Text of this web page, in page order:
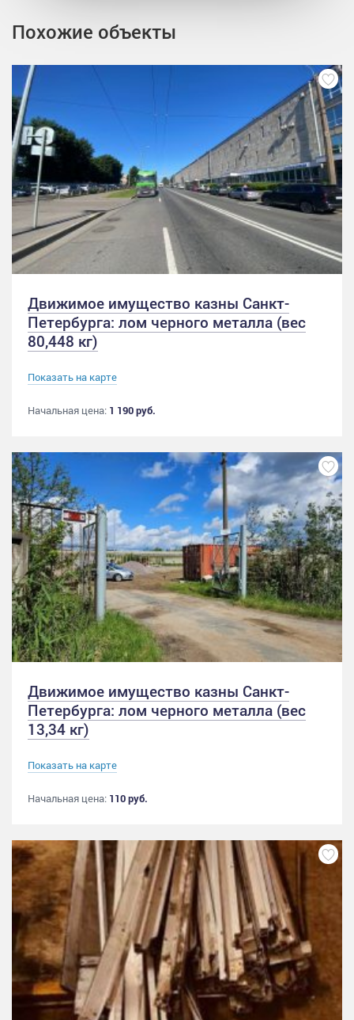
Похожие объекты
Движимое имущество казны Санкт-
Петербурга: лом черного металла (вес
80,448 кг)
Показать на карте
Начальная цена: 1 190 руб.
Движимое имущество казны Санкт-
Петербурга: лом черного металла (вес
13,34 кг)
Показать на карте
Начальная цена: 110 руб.